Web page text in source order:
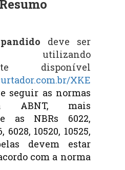
deve ser
utilizando
disponível
XKE
seguir as normas
ABNT, mais
as NBRs 6022,
6028, 10520, 10525,
devem estar
com a norma